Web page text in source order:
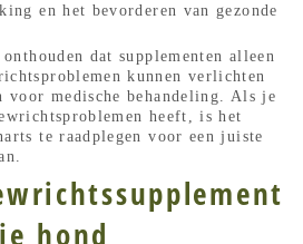
en het bevorderen van gezonde
dat supplementen alleen
kunnen verlichten
voor medische behandeling. Als je
heeft, is het
te raadplegen voor een juiste
hond